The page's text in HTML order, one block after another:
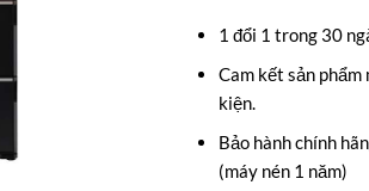
gốc
là:
1 đổi 1 trong 30
Cam kết sản
kiện.
Bảo hành chính
(máy nén 1 năm)